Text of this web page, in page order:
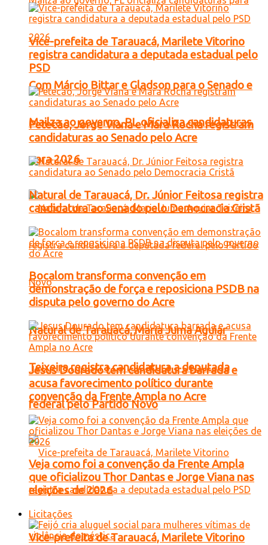
Com Márcio Bittar e Gladson para o Senado e
Mailza ao governo, PL oficializa candidaturas
para 2026
Natural de Tarauacá, Maria Juma Aguiar
Teixeira registra candidatura a deputada
federal pelo Partido Novo
Vice-prefeita de Tarauacá, Marilete Vitorino
Vice-prefeita de Tarauacá, Marilete Vitorino
registra candidatura a deputada estadual pelo
PSD
Petecão, Jorge Viana e Mara Rocha registram
candidaturas ao Senado pelo Acre
Natural de Tarauacá, Dr. Júnior Feitosa registra
candidatura ao Senado pelo Democracia Cristã
Bocalom transforma convenção em
demonstração de força e reposiciona PSDB na
disputa pelo governo do Acre
Jesus Dourado tem candidatura barrada e
acusa favorecimento político durante
convenção da Frente Ampla no Acre
Veja como foi a convenção da Frente Ampla
que oficializou Thor Dantas e Jorge Viana nas
eleições de 2026
Licitações